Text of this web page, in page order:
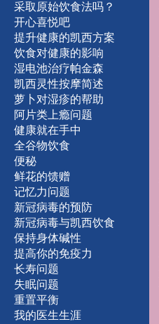
采取原始饮食法吗？
开心喜悦吧
提升健康的凯西方案
饮食对健康的影响
湿电池治疗帕金森
凯西灵性按摩简述
萝卜对湿疹的帮助
阿片类上瘾问题
健康就在手中
全谷物饮食
便秘
鲜花的馈赠
记忆力问题
新冠病毒的预防
新冠病毒与凯西饮食
保持身体碱性
提高你的免疫力
长寿问题
失眠问题
重置平衡
我的医生生涯